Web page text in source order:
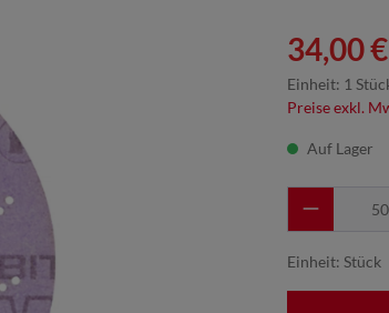
34,00
Einheit: 1
Preise exkl.
Auf Lager
Einheit: Stück